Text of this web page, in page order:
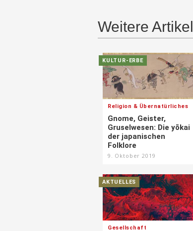
Weitere Artikel
KULTUR-ERBE
Religion & Übernatürliches
Gnome, Geister,
Gruselwesen: Die yōkai
der japanischen
Folklore
9. Oktober 2019
AKTUELLES
Gesellschaft